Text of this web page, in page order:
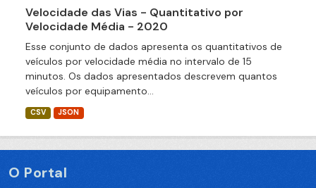
Velocidade das Vias - Quantitativo por
Velocidade Média - 2020
Esse conjunto de dados apresenta os quantitativos de
veículos por velocidade média no intervalo de 15
minutos. Os dados apresentados descrevem quantos
veículos por equipamento...
CSV JSON
O Portal